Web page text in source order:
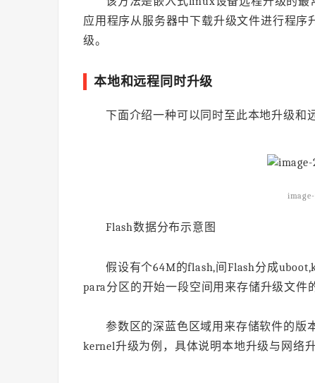
应用程序从服务器中下载升级文件进行程
级。
本地和远程同时升级
下面介绍一种可以同时至此本地升级和
image-
Flash数据分布示意图
假设有个64M的flash,间Flash分成
para分区的开始一段空间用来存储升级文件
参数区的深蓝色区域用来存储软件的版
kernel升级为例，具体说明本地升级与网络